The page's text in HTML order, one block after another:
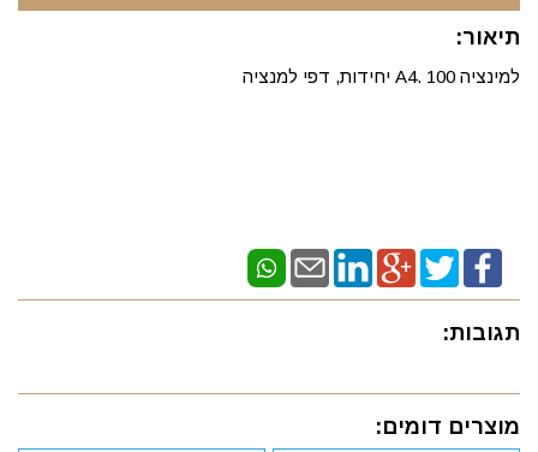
תיאור:
למינציה A4. 100 יחידות, דפי למנציה
תגובות:
מוצרים דומים: